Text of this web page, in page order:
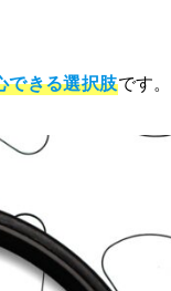
できる選択肢です